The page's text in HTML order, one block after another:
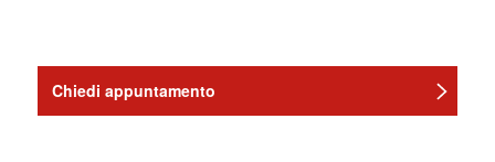
Chiedi appuntamento